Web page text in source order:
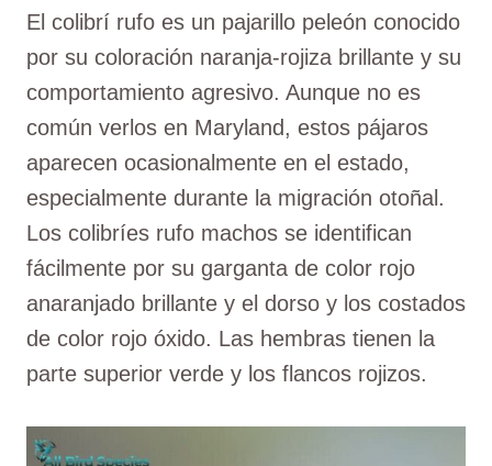
El colibrí rufo es un pajarillo peleón conocido
por su coloración naranja-rojiza brillante y su
comportamiento agresivo. Aunque no es
común verlos en Maryland, estos pájaros
aparecen ocasionalmente en el estado,
especialmente durante la migración otoñal.
Los colibríes rufo machos se identifican
fácilmente por su garganta de color rojo
anaranjado brillante y el dorso y los costados
de color rojo óxido. Las hembras tienen la
parte superior verde y los flancos rojizos.